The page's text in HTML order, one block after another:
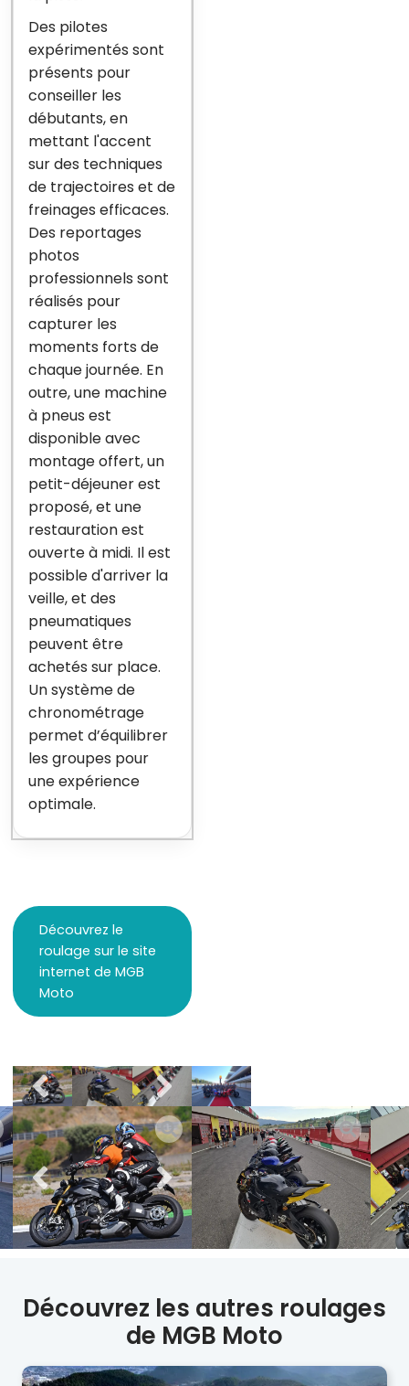
Des pilotes
expérimentés sont
présents pour
conseiller les
débutants, en
mettant l'accent
sur des techniques
de trajectoires et de
freinages efficaces.
Des reportages
photos
professionnels sont
réalisés pour
capturer les
moments forts de
chaque journée. En
outre, une machine
à pneus est
disponible avec
montage offert, un
petit-déjeuner est
proposé, et une
restauration est
ouverte à midi. Il est
possible d'arriver la
veille, et des
pneumatiques
peuvent être
achetés sur place.
Un système de
chronométrage
permet d’équilibrer
les groupes pour
une expérience
optimale.
Découvrez le
roulage sur le site
internet de MGB
Moto
Découvrez les autres roulages
de MGB Moto